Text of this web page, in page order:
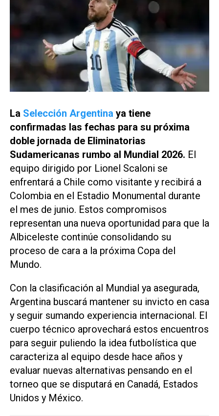
La Selección Argentina ya tiene
confirmadas las fechas para su próxima
doble jornada de Eliminatorias
Sudamericanas rumbo al Mundial 2026. El
equipo dirigido por Lionel Scaloni se
enfrentará a Chile como visitante y recibirá a
Colombia en el Estadio Monumental durante
el mes de junio. Estos compromisos
representan una nueva oportunidad para que la
Albiceleste continúe consolidando su
proceso de cara a la próxima Copa del
Mundo.
Con la clasificación al Mundial ya asegurada,
Argentina buscará mantener su invicto en casa
y seguir sumando experiencia internacional. El
cuerpo técnico aprovechará estos encuentros
para seguir puliendo la idea futbolística que
caracteriza al equipo desde hace años y
evaluar nuevas alternativas pensando en el
torneo que se disputará en Canadá, Estados
Unidos y México.